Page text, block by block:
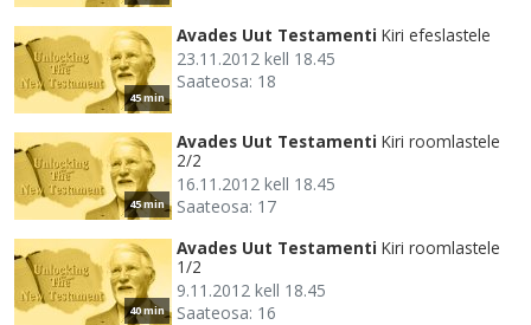
45 min
Avades Uut Testamenti Kiri efeslastele
23.11.2012 kell 18.45
Saateosa: 18
45 min
Avades Uut Testamenti Kiri roomlastele
2/2
16.11.2012 kell 18.45
Saateosa: 17
40 min
Avades Uut Testamenti Kiri roomlastele
1/2
9.11.2012 kell 18.45
Saateosa: 16